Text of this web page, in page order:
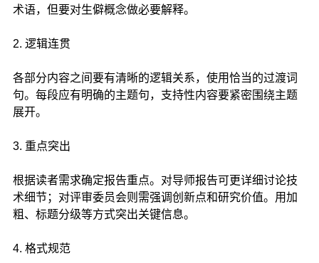
术语，但要对生僻概念做必要解释。
2. 逻辑连贯
各部分内容之间要有清晰的逻辑关系，使用恰当的过渡词
句。每段应有明确的主题句，支持性内容要紧密围绕主题
展开。
3. 重点突出
根据读者需求确定报告重点。对导师报告可更详细讨论技
术细节；对评审委员会则需强调创新点和研究价值。用加
粗、标题分级等方式突出关键信息。
4. 格式规范